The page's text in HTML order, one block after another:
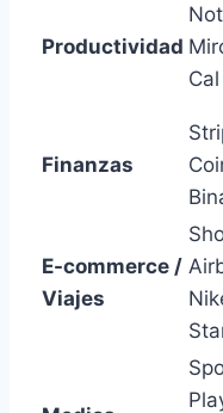
Productividad
Cal
Finanzas
E-commerce /
Viajes